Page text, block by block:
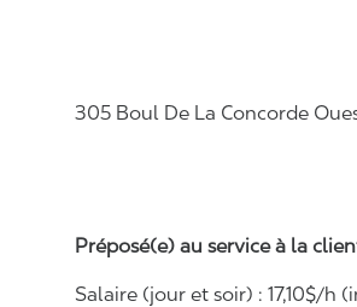
305 Boul De La Concorde
Préposé(e) au service à la
Salaire (jour et soir) : 17,10$/h